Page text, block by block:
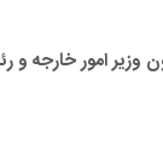
امور خارجه و